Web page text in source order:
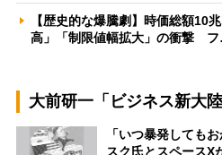
【歴史的な爆騰劇】時価総額10
高」「制限値幅拡大」の衝撃
大前研一「ビジネス新大
「いつ暴発しても
スク氏とスペースX